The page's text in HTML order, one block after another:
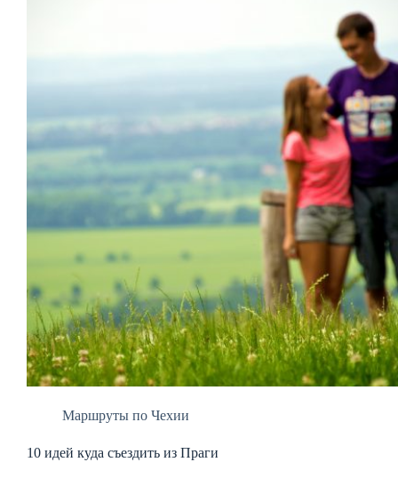
Маршруты по Чехии
10 идей куда съездить из Праги